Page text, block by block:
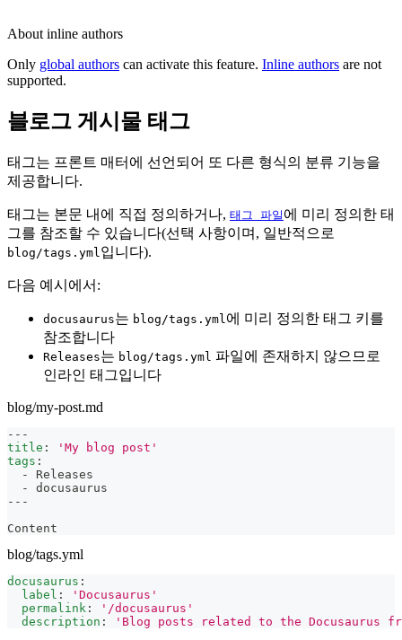
About inline authors
Only global authors can activate this feature. Inline authors are not
supported.
블로그 게시물 태그
태그는 프론트 매터에 선언되어 또 다른 형식의 분류 기능을
제공합니다.
태그는 본문 내에 직접 정의하거나, 태그 파일 에 미리 정의한 태
그를 참조할 수 있습니다(선택 사항이며, 일반적으로
blog/tags.yml입니다).
다음 예시에서:
docusaurus는 blog/tags.yml에 미리 정의한 태그 키를
참조합니다
Releases는 blog/tags.yml 파일에 존재하지 않으므로
인라인 태그입니다
blog/my-post.md
---
title :
'My blog post'
tags :
-
Releases
-
docusaurus
---
Content
blog/tags.yml
docusaurus :
label :
'Docusaurus'
permalink :
'/docusaurus'
description : 'Blog posts related to the Docusaurus